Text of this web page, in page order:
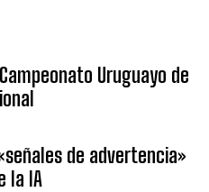
Uruguayo de
de advertencia»
la IA